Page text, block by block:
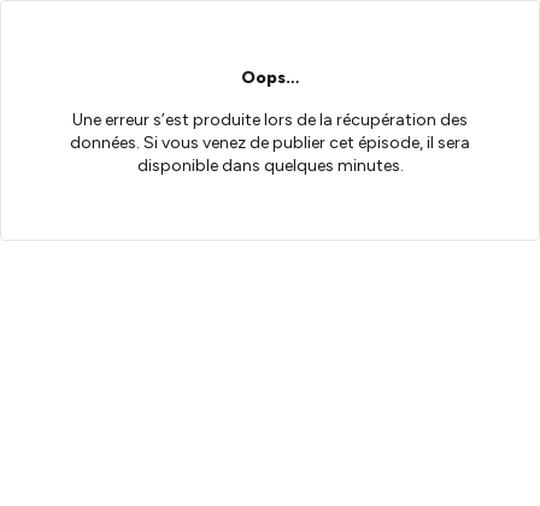
Oops…
Une erreur s’est produite lors de la récupération des
données. Si vous venez de publier cet épisode, il sera
disponible dans quelques minutes.